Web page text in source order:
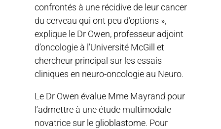
confrontés à une récidive de leur cancer
du cerveau qui ont peu d’options »,
explique le Dr Owen, professeur adjoint
d’oncologie à l’Université McGill et
chercheur principal sur les essais
cliniques en neuro-oncologie au Neuro.
Le Dr Owen évalue Mme Mayrand pour
l’admettre à une étude multimodale
novatrice sur le glioblastome. Pour